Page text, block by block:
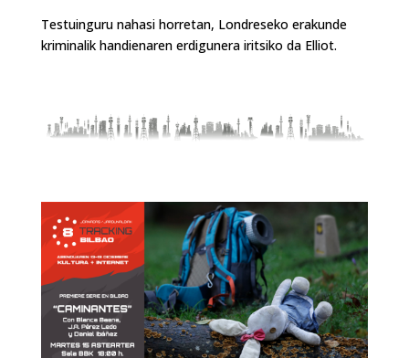
Testuinguru nahasi horretan, Londreseko erakunde
kriminalik handienaren erdigunera iritsiko da Elliot.